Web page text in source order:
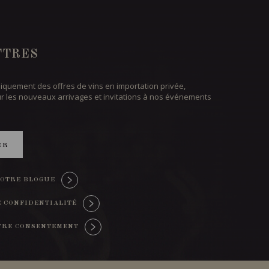
des offres de vins en importation privée,
les nouveaux arrivages et invitations à nos événements
BLOGUE
CONFIDENTIALITÉ
CONSENTEMENT